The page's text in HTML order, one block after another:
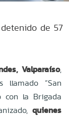
de 57
Valparaíso,
llamado “San
con la Brigada
quienes